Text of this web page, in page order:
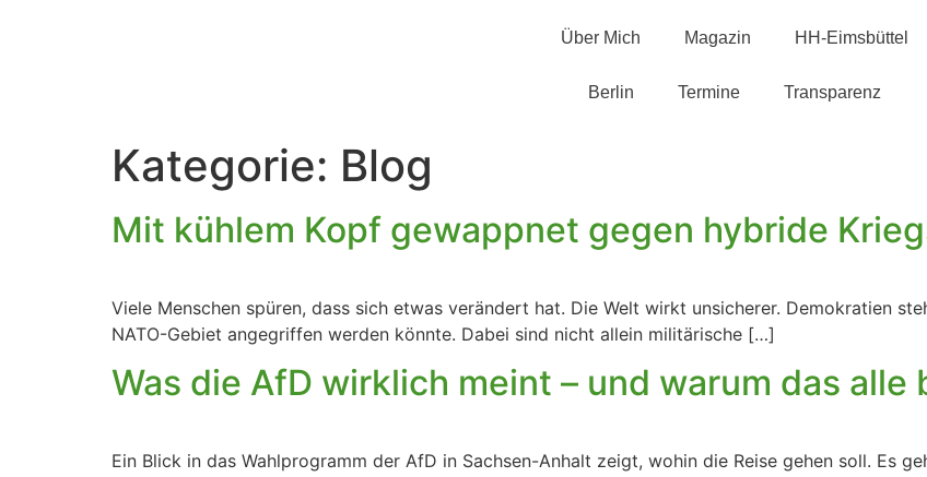
Über Mich Magazin HH-Eimsbüttel
Berlin Termine Transparenz
Kategorie: Blog
Mit kühlem Kopf gewappnet gegen hybride
Viele Menschen spüren, dass sich etwas verändert hat. Die Welt wirkt unsicherer. Demokratien
NATO-Gebiet angegriffen werden könnte. Dabei sind nicht allein militärische […]
Was die AfD wirklich meint – und warum das
Ein Blick in das Wahlprogramm der AfD in Sachsen-Anhalt zeigt, wohin die Reise gehen soll. Es